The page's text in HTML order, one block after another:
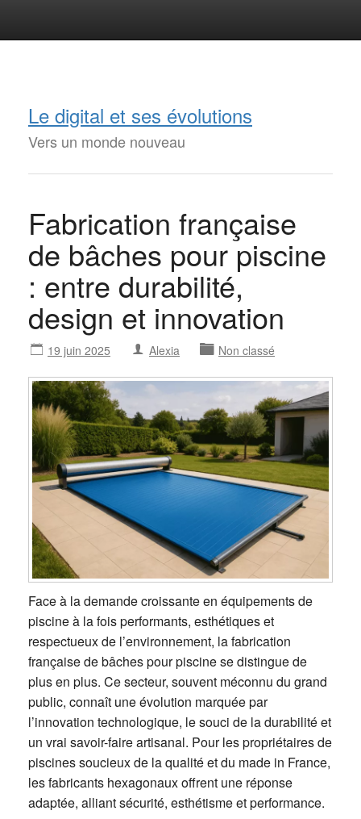
Le digital et ses évolutions
Vers un monde nouveau
Fabrication française
de bâches pour piscine
: entre durabilité,
design et innovation
19 juin 2025 Alexia Non classé
Face à la demande croissante en équipements de
piscine à la fois performants, esthétiques et
respectueux de l’environnement, la fabrication
française de bâches pour piscine se distingue de
plus en plus. Ce secteur, souvent méconnu du grand
public, connaît une évolution marquée par
l’innovation technologique, le souci de la durabilité et
un vrai savoir-faire artisanal. Pour les propriétaires de
piscines soucieux de la qualité et du made in France,
les fabricants hexagonaux offrent une réponse
adaptée, alliant sécurité, esthétisme et performance.